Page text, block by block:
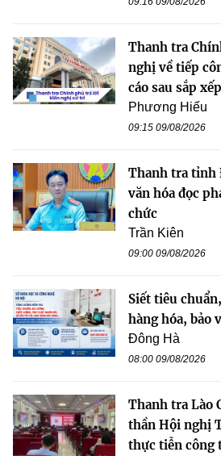
Thanh tra
nghị về tiếp
cáo sau sắp
Phương Hiếu
09:15 09/08/2026
Thanh tra tỉnh
văn hóa đọc
chức
Trần Kiên
09:00 09/08/2026
Siết tiêu
hàng hóa, bảo
Đông Hà
08:00 09/08/2026
Thanh tra Lào
thần Hội nghị
thực tiễn công